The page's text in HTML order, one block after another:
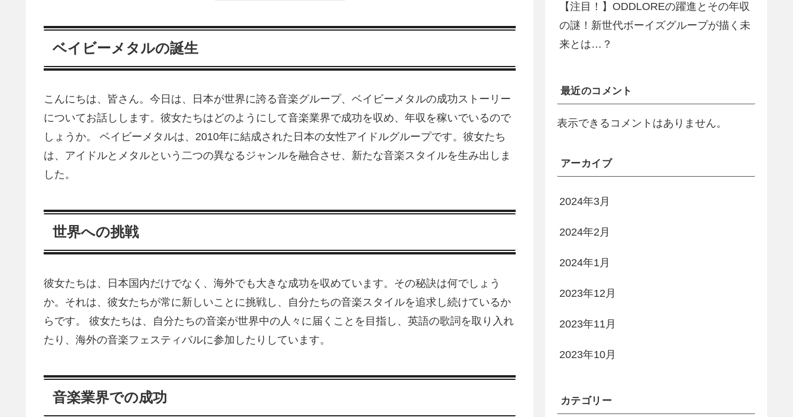
ベイビーメタルの誕生
こんにちは、皆さん。今日は、日本が世界に誇る音楽グループ、ベイビーメタルの成功ストーリー
についてお話しします。彼女たちはどのようにして音楽業界で成功を収め、年収を稼いでいるので
しょうか。 ベイビーメタルは、2010年に結成された日本の女性アイドルグループです。彼女たち
は、アイドルとメタルという二つの異なるジャンルを融合させ、新たな音楽スタイルを生み出しま
した。
世界への挑戦
彼女たちは、日本国内だけでなく、海外でも大きな成功を収めています。その秘訣は何でしょう
か。それは、彼女たちが常に新しいことに挑戦し、自分たちの音楽スタイルを追求し続けているか
らです。 彼女たちは、自分たちの音楽が世界中の人々に届くことを目指し、英語の歌詞を取り入れ
たり、海外の音楽フェスティバルに参加したりしています。
音楽業界での成功
【注目！】ODDLOREの躍進とその年収
の謎！新世代ボーイズグループが描く未
来とは…？
最近のコメント
表示できるコメントはありません。
アーカイブ
2024年3月
2024年2月
2024年1月
2023年12月
2023年11月
2023年10月
カテゴリー